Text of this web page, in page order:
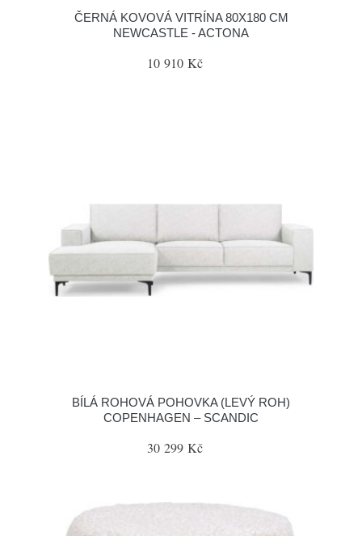
ČERNÁ KOVOVÁ VITRÍNA 80X180 CM
NEWCASTLE - ACTONA
10 910 Kč
BÍLÁ ROHOVÁ POHOVKA (LEVÝ ROH)
COPENHAGEN – SCANDIC
30 299 Kč